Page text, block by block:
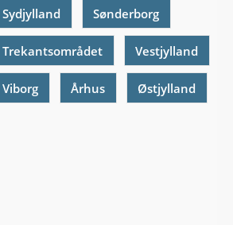
Sydjylland Sønderborg
Trekantsområdet Vestjylland
Viborg Århus Østjylland